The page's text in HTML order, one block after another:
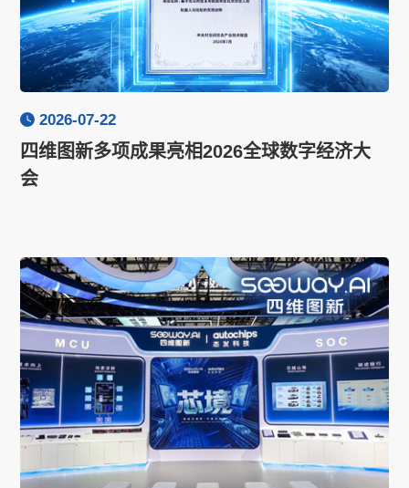
2026-07-22
四维图新多项成果亮相2026全球数字经济大
会